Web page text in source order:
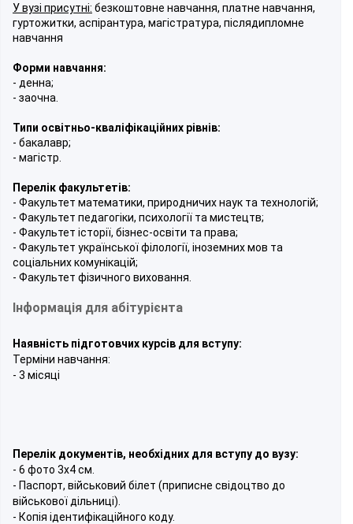
У вузі присутні: безкоштовне навчання, платне навчання,
гуртожитки, аспірантура, магістратура, післядипломне
навчання
Форми навчання:
- денна;
- заочна.
Типи освітньо-кваліфікаційних рівнів:
- бакалавр;
- магістр.
Перелік факультетів:
- Факультет математики, природничих наук та технологій;
- Факультет педагогіки, психології та мистецтв;
- Факультет історії, бізнес-освіти та права;
- Факультет української філології, іноземних мов та
соціальних комунікацій;
- Факультет фізичного виховання.
Інформація для абітурієнта
Наявність підготовчих курсів для вступу:
Терміни навчання:
- 3 місяці
Перелік документів, необхідних для вступу до вузу:
- 6 фото 3х4 см.
- Паспорт, військовий білет (приписне свідоцтво до
військової дільниці).
- Копія ідентифікаційного коду.